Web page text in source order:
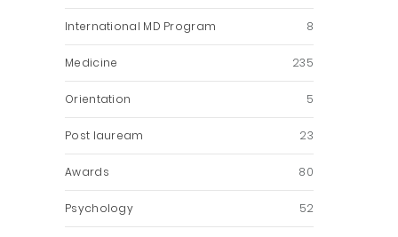
International MD Program 8
Medicine 235
Orientation 5
Post lauream 23
Awards 80
Psychology 52